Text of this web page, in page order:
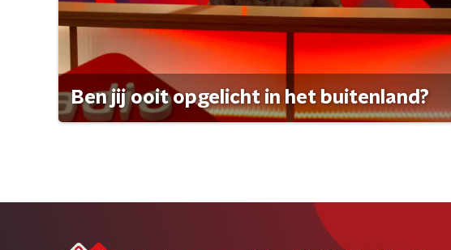
Ben jij ooit opgelicht in het buitenland?